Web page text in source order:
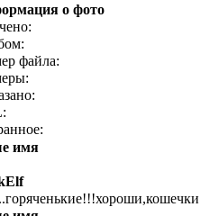
о фото
файла:
имя